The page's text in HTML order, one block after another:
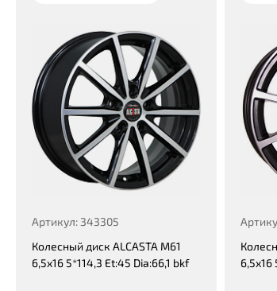
Артикул: 343305
Колесный диск ALCASTA M61
6,5x16 5*114,3 Et:45 Dia:66,1 bkf
6,5x16